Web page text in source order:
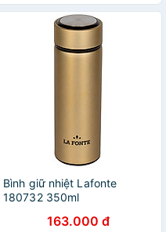
Bình giữ nhiệt Lafonte
180732 350ml
163.000 đ